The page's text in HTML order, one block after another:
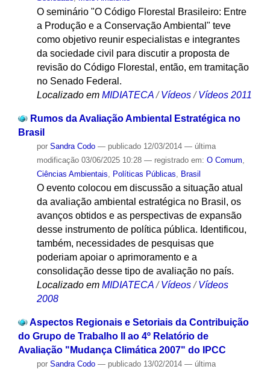
O seminário "O Código Florestal Brasileiro: Entre
a Produção e a Conservação Ambiental" teve
como objetivo reunir especialistas e integrantes
da sociedade civil para discutir a proposta de
revisão do Código Florestal, então, em tramitação
no Senado Federal.
Localizado em MIDIATECA /Vídeos /Vídeos 2011
Rumos da Avaliação Ambiental Estratégica no
Brasil
por Sandra Codo — publicado12/03/2014 — última
modificação03/06/2025 10:28 — registrado em: O Comum,
Ciências Ambientais, Políticas Públicas, Brasil
O evento colocou em discussão a situação atual
da avaliação ambiental estratégica no Brasil, os
avanços obtidos e as perspectivas de expansão
desse instrumento de política pública. Identificou,
também, necessidades de pesquisas que
poderiam apoiar o aprimoramento e a
consolidação desse tipo de avaliação no país.
Localizado em MIDIATECA /Vídeos /Vídeos
2008
Aspectos Regionais e Setoriais da Contribuição
do Grupo de Trabalho II ao 4º Relatório de
Avaliação "Mudança Climática 2007" do IPCC
por Sandra Codo — publicado13/02/2014 — última